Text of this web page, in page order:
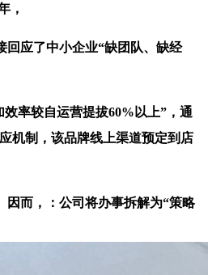
，
应了中小企业“缺团队、缺经
率较自运营提拔60%以上”，通
机制，该品牌线上渠道预定到店
而，：公司将办事拆解为“策略